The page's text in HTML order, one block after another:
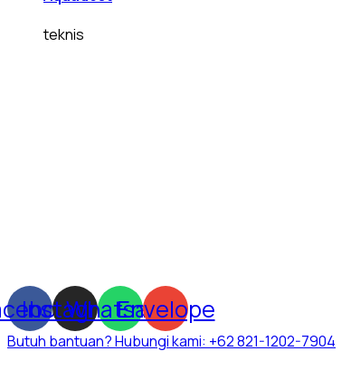
teknis
Instagram
Whatsapp
Envelope
Butuh bantuan? Hubungi kami: +62 821-1202-7904